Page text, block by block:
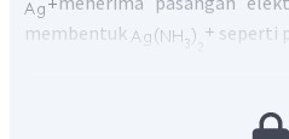
membentuk
seperti